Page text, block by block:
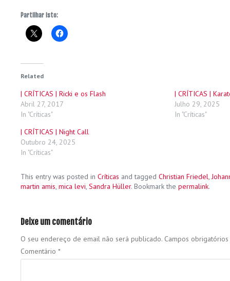
Partilhar isto:
Related
| CRÍTICAS | Ricki e os Flash
Abril 27, 2017
In "Críticas"
| CRÍTICAS |
Julho 29, 2025
In "Críticas"
| CRÍTICAS | Night Call
Outubro 24, 2025
In "Críticas"
This entry was posted in Críticas and tagged Christian Friedel,
martin amis, mica levi, Sandra Hüller. Bookmark the permalink.
Deixe um comentário
O seu endereço de email não será publicado. Campos
Comentário *